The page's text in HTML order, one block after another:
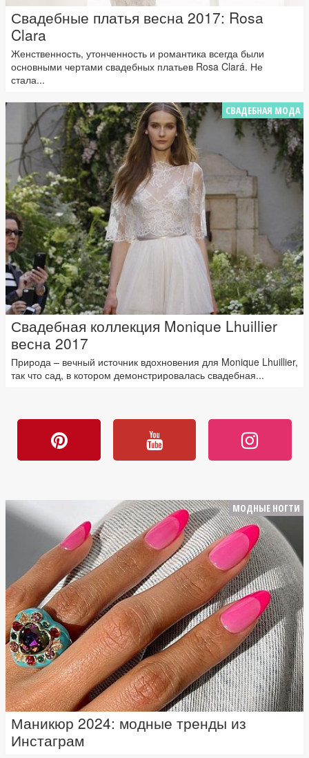
Свадебные платья весна 2017: Rosa
Clara
Женственность, утонченность и романтика всегда были
основными чертами свадебных платьев Rosa Clará. Не
стала...
СВАДЕБНАЯ МОДА
Свадебная коллекция Monique Lhuillier
весна 2017
Природа – вечный источник вдохновения для Monique Lhuillier,
так что сад, в котором демонстрировалась свадебная...
МОДНЫЕ НОГТИ
Маникюр 2024: модные тренды из
Инстаграм